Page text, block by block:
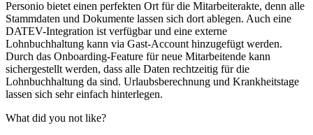
Personio bietet einen perfekten Ort für die Mitarbeiterakte, denn alle
Stammdaten und Dokumente lassen sich dort ablegen. Auch eine
DATEV-Integration ist verfügbar und eine externe
Lohnbuchhaltung kann via Gast-Account hinzugefügt werden.
Durch das Onboarding-Feature für neue Mitarbeitende kann
sichergestellt werden, dass alle Daten rechtzeitig für die
Lohnbuchhaltung da sind. Urlaubsberechnung und Krankheitstage
lassen sich sehr einfach hinterlegen.
What did you not like?